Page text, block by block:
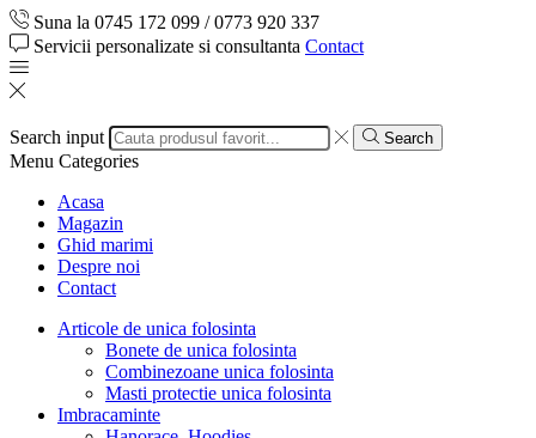
Suna la 0745 172 099 / 0773 920 337
Servicii personalizate si consultanta Contact
Search input Search
Menu Categories
Acasa
Magazin
Ghid marimi
Despre noi
Contact
Articole de unica folosinta
Bonete de unica folosinta
Combinezoane unica folosinta
Masti protectie unica folosinta
Imbracaminte